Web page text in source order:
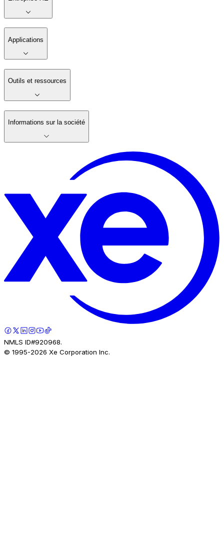
Applications
Outils et ressources
Informations sur la société
NMLS ID#920968.
© 1995-2026 Xe Corporation Inc.